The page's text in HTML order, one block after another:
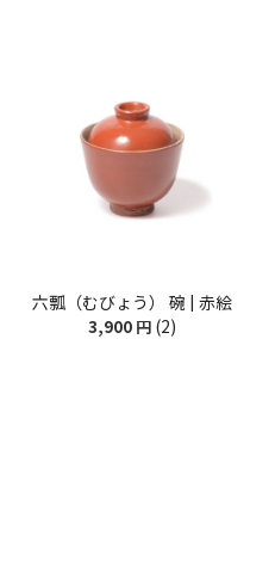
六瓢（むびょう） 碗 | 赤絵
3,900 円 (2)